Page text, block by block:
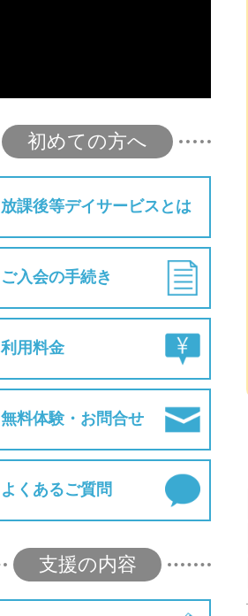
初めての方へ
放課後等デイサービスとは
ご入会の手続き
利用料金
無料体験・お問合せ
よくあるご質問
支援の内容